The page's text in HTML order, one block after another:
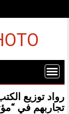
رواد توزيع
تجاربهم في